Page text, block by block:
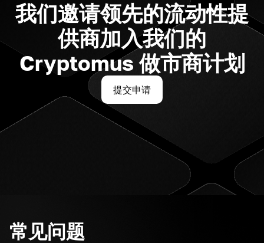
我们邀请领先的流动性提
供商加入我们的
Cryptomus 做市商计划
提交申请
常见问题